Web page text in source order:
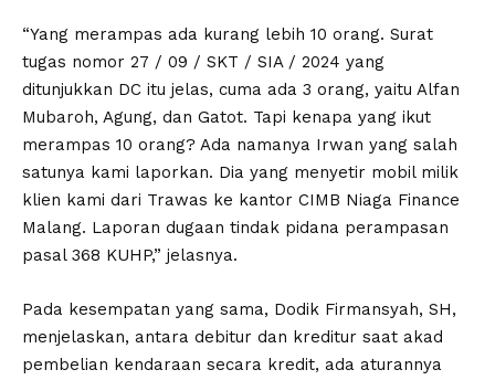
“Yang merampas ada kurang lebih 10 orang. Surat
tugas nomor 27 / 09 / SKT / SIA / 2024 yang
ditunjukkan DC itu jelas, cuma ada 3 orang, yaitu Alfan
Mubaroh, Agung, dan Gatot. Tapi kenapa yang ikut
merampas 10 orang? Ada namanya Irwan yang salah
satunya kami laporkan. Dia yang menyetir mobil milik
klien kami dari Trawas ke kantor CIMB Niaga Finance
Malang. Laporan dugaan tindak pidana perampasan
pasal 368 KUHP,” jelasnya.
Pada kesempatan yang sama, Dodik Firmansyah, SH,
menjelaskan, antara debitur dan kreditur saat akad
pembelian kendaraan secara kredit, ada aturannya